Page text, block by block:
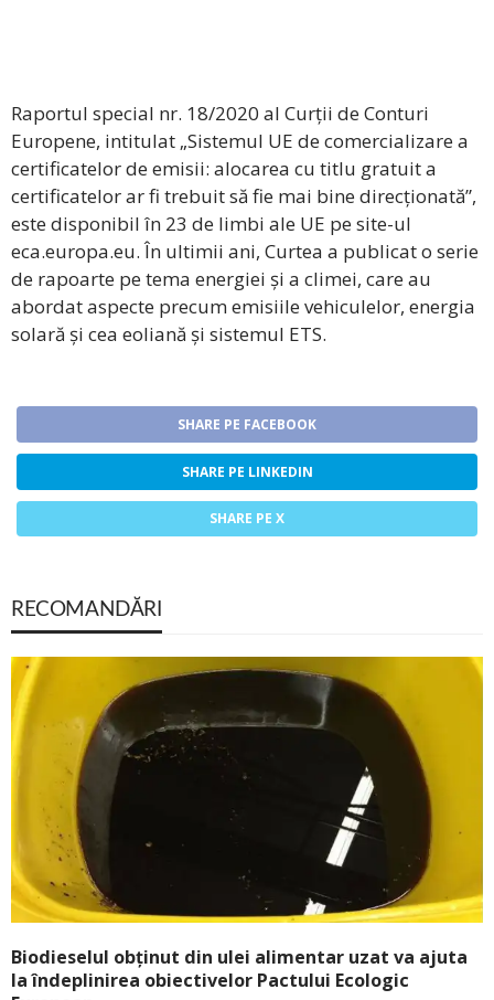
Raportul special nr. 18/2020 al Curții de Conturi
Europene, intitulat „Sistemul UE de comercializare a
certificatelor de emisii: alocarea cu titlu gratuit a
certificatelor ar fi trebuit să fie mai bine direcționată”,
este disponibil în 23 de limbi ale UE pe site-ul
eca.europa.eu. În ultimii ani, Curtea a publicat o serie
de rapoarte pe tema energiei și a climei, care au
abordat aspecte precum emisiile vehiculelor, energia
solară și cea eoliană și sistemul ETS.
SHARE PE FACEBOOK
SHARE PE LINKEDIN
SHARE PE X
RECOMANDĂRI
Biodieselul obținut din ulei alimentar uzat va ajuta
la îndeplinirea obiectivelor Pactului Ecologic